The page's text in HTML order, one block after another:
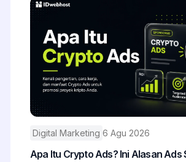
Digital Marketing 6 Agu 2026
Apa Itu Crypto Ads? Ini Alasan Ads